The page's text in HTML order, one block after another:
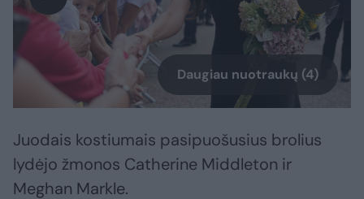
Daugiau nuotraukų (4)
Juodais kostiumais pasipuošusius brolius
lydėjo žmonos Catherine Middleton ir
Meghan Markle.